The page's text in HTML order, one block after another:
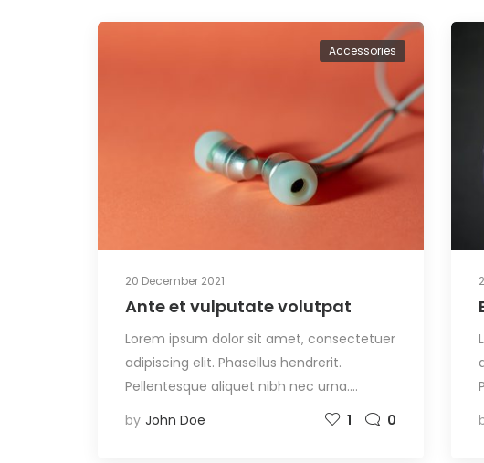
20 December 2021
Accessories
Ante et vulputate volutpat
Lorem ipsum dolor sit amet, consectetuer
adipiscing elit. Phasellus hendrerit.
Pellentesque aliquet nibh nec urna.…
by John Doe 1 0